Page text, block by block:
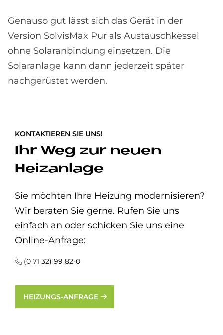
Genauso gut lässt sich das Gerät in der
Version SolvisMax Pur als Austauschkessel
ohne Solaranbindung einsetzen. Die
Solaranlage kann dann jederzeit später
nachgerüstet werden.
KONTAKTIEREN SIE UNS!
Ihr Weg zur neuen
Heizanlage
Sie möchten Ihre Heizung modernisieren?
Wir beraten Sie gerne. Rufen Sie uns
einfach an oder schicken Sie uns eine
Online-Anfrage:
(0 71 32) 99 82-0
HEIZUNGS-ANFRAGE